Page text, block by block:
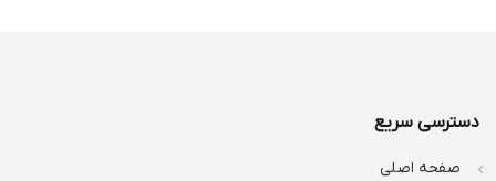
دسترسی سریع
صفحه اصلی